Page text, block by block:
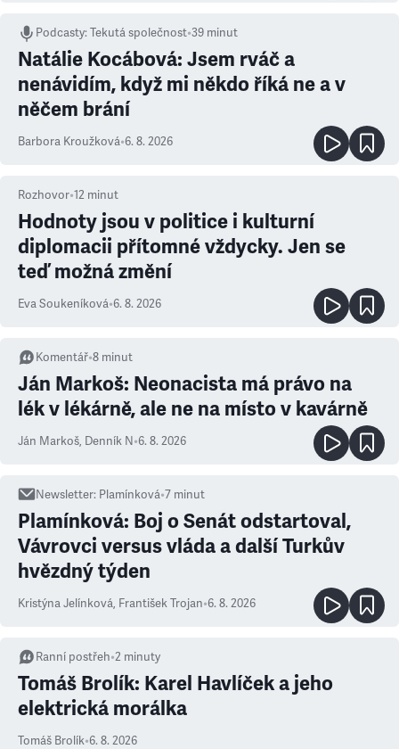
Podcasty:Tekutá společnost•39 minut
Natálie Kocábová: Jsem rváč a
nenávidím, když mi někdo říká ne a v
něčem brání
Barbora Kroužková•6. 8. 2026
Rozhovor•12 minut
Hodnoty jsou v politice i kulturní
diplomacii přítomné vždycky. Jen se
teď možná změní
Eva Soukeníková•6. 8. 2026
Komentář•8 minut
Ján Markoš: Neonacista má právo na
lék v lékárně, ale ne na místo v kavárně
Ján Markoš, Denník N•6. 8. 2026
Newsletter: Plamínková•7 minut
Plamínková: Boj o Senát odstartoval,
Vávrovci versus vláda a další Turkův
hvězdný týden
Kristýna Jelínková, František Trojan•6. 8. 2026
Ranní postřeh•2 minuty
Tomáš Brolík: Karel Havlíček a jeho
elektrická morálka
Tomáš Brolík•6. 8. 2026